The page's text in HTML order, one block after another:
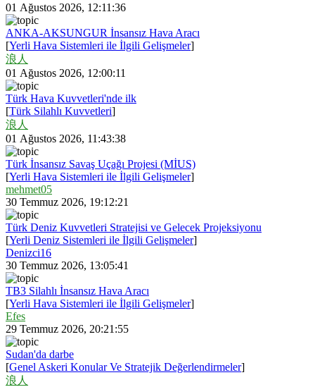
01 Ağustos 2026, 12:11:36
ANKA-AKSUNGUR İnsansız Hava Aracı
[Yerli Hava Sistemleri ile İlgili Gelişmeler]
浪人
01 Ağustos 2026, 12:00:11
Türk Hava Kuvvetleri'nde ilk
[Türk Silahlı Kuvvetleri]
浪人
01 Ağustos 2026, 11:43:38
Türk İnsansız Savaş Uçağı Projesi (MİUS)
[Yerli Hava Sistemleri ile İlgili Gelişmeler]
mehmet05
30 Temmuz 2026, 19:12:21
Türk Deniz Kuvvetleri Stratejisi ve Gelecek Projeksiyonu
[Yerli Deniz Sistemleri ile İlgili Gelişmeler]
Denizci16
30 Temmuz 2026, 13:05:41
TB3 Silahlı İnsansız Hava Aracı
[Yerli Hava Sistemleri ile İlgili Gelişmeler]
Efes
29 Temmuz 2026, 20:21:55
Sudan'da darbe
[Genel Askeri Konular Ve Stratejik Değerlendirmeler]
浪人